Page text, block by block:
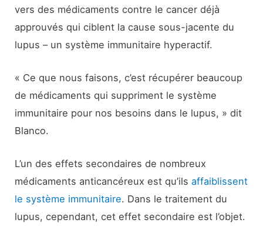
vers des médicaments contre le cancer déjà
approuvés qui ciblent la cause sous-jacente du
lupus – un système immunitaire hyperactif.
« Ce que nous faisons, c’est récupérer beaucoup
de médicaments qui suppriment le système
immunitaire pour nos besoins dans le lupus, » dit
Blanco.
L’un des effets secondaires de nombreux
médicaments anticancéreux est qu’ilsaffaiblissent
le système immunitaire. Dans le traitement du
lupus, cependant, cet effet secondaire est l’objet.